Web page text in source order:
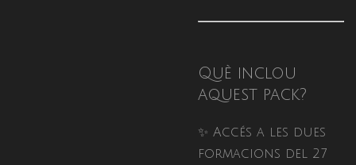
Què inclou
aquest pack?
✨ Accés a les dues
formacions del 27